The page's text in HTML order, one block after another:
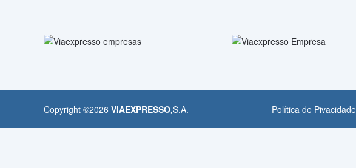
Copyright ©2026 VIAEXPRESSO,S.A. Política de Pivacidade